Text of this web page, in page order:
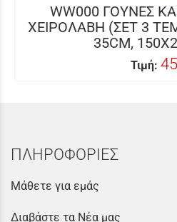
WW000 ΓΟΥΝΕΣ
ΧΕΙΡΟΛΑΒΗ (ΣΕΤ 3
35CM,
Τιμή:
ΠΛΗΡΟΦΟΡΙΕΣ
Μάθετε για εμάς
Διαβάστε τα Νέα μας